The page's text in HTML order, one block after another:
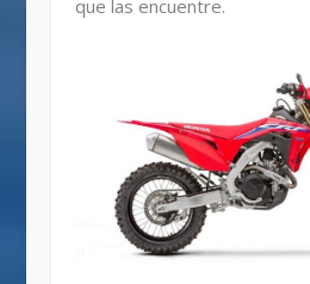
que las encuentre.